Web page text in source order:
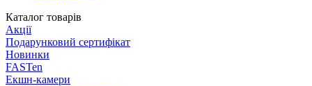
Каталог товарів
Акції
Подарунковий сертифікат
Новинки
FASTen
Екшн-камери